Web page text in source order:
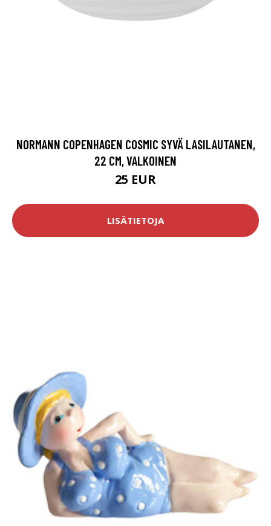
NORMANN COPENHAGEN COSMIC SYVÄ LASILAUTANEN,
22 CM, VALKOINEN
25 EUR
LISÄTIETOJA